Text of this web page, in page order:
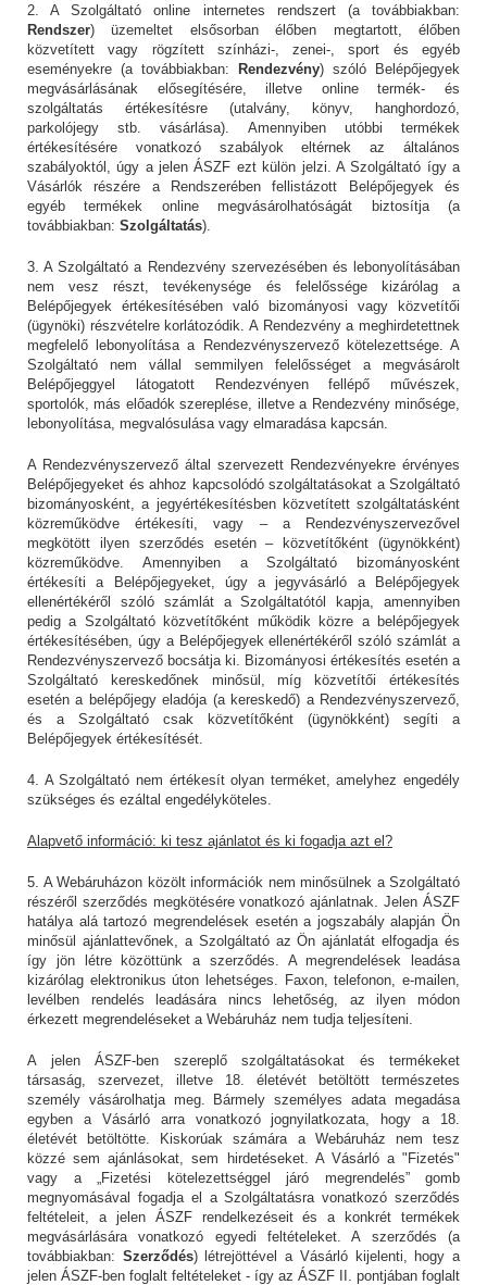
2. A Szolgáltató online internetes rendszert (a továbbiakban:
Rendszer) üzemeltet elsősorban élőben megtartott, élőben
közvetített vagy rögzített színházi-, zenei-, sport és egyéb
eseményekre (a továbbiakban: Rendezvény) szóló Belépőjegyek
megvásárlásának elősegítésére, illetve online termék- és
szolgáltatás értékesítésre (utalvány, könyv, hanghordozó,
parkolójegy stb. vásárlása). Amennyiben utóbbi termékek
értékesítésére vonatkozó szabályok eltérnek az általános
szabályoktól, úgy a jelen ÁSZF ezt külön jelzi. A Szolgáltató így a
Vásárlók részére a Rendszerében fellistázott Belépőjegyek és
egyéb termékek online megvásárolhatóságát biztosítja (a
továbbiakban: Szolgáltatás).
3. A Szolgáltató a Rendezvény szervezésében és lebonyolításában
nem vesz részt, tevékenysége és felelőssége kizárólag a
Belépőjegyek értékesítésében való bizományosi vagy közvetítői
(ügynöki) részvételre korlátozódik. A Rendezvény a meghirdetettnek
megfelelő lebonyolítása a Rendezvényszervező kötelezettsége. A
Szolgáltató nem vállal semmilyen felelősséget a megvásárolt
Belépőjeggyel látogatott Rendezvényen fellépő művészek,
sportolók, más előadók szereplése, illetve a Rendezvény minősége,
lebonyolítása, megvalósulása vagy elmaradása kapcsán.
A Rendezvényszervező által szervezett Rendezvényekre érvényes
Belépőjegyeket és ahhoz kapcsolódó szolgáltatásokat a Szolgáltató
bizományosként, a jegyértékesítésben közvetített szolgáltatásként
közreműködve értékesíti, vagy – a Rendezvényszervezővel
megkötött ilyen szerződés esetén – közvetítőként (ügynökként)
közreműködve. Amennyiben a Szolgáltató bizományosként
értékesíti a Belépőjegyeket, úgy a jegyvásárló a Belépőjegyek
ellenértékéről szóló számlát a Szolgáltatótól kapja, amennyiben
pedig a Szolgáltató közvetítőként működik közre a belépőjegyek
értékesítésében, úgy a Belépőjegyek ellenértékéről szóló számlát a
Rendezvényszervező bocsátja ki. Bizományosi értékesítés esetén a
Szolgáltató kereskedőnek minősül, míg közvetítői értékesítés
esetén a belépőjegy eladója (a kereskedő) a Rendezvényszervező,
és a Szolgáltató csak közvetítőként (ügynökként) segíti a
Belépőjegyek értékesítését.
4. A Szolgáltató nem értékesít olyan terméket, amelyhez engedély
szükséges és ezáltal engedélyköteles.
Alapvető információ: ki tesz ajánlatot és ki fogadja azt el?
5. A Webáruházon közölt információk nem minősülnek a Szolgáltató
részéről szerződés megkötésére vonatkozó ajánlatnak. Jelen ÁSZF
hatálya alá tartozó megrendelések esetén a jogszabály alapján Ön
minősül ajánlattevőnek, a Szolgáltató az Ön ajánlatát elfogadja és
így jön létre közöttünk a szerződés. A megrendelések leadása
kizárólag elektronikus úton lehetséges. Faxon, telefonon, e-mailen,
levélben rendelés leadására nincs lehetőség, az ilyen módon
érkezett megrendeléseket a Webáruház nem tudja teljesíteni.
A jelen ÁSZF-ben szereplő szolgáltatásokat és termékeket
társaság, szervezet, illetve 18. életévét betöltött természetes
személy vásárolhatja meg. Bármely személyes adata megadása
egyben a Vásárló arra vonatkozó jognyilatkozata, hogy a 18.
életévét betöltötte. Kiskorúak számára a Webáruház nem tesz
közzé sem ajánlásokat, sem hirdetéseket. A Vásárló a "Fizetés"
vagy a „Fizetési kötelezettséggel járó megrendelés” gomb
megnyomásával fogadja el a Szolgáltatásra vonatkozó szerződés
feltételeit, a jelen ÁSZF rendelkezéseit és a konkrét termékek
megvásárlására vonatkozó egyedi feltételeket. A szerződés (a
továbbiakban: Szerződés) létrejöttével a Vásárló kijelenti, hogy a
jelen ÁSZF-ben foglalt feltételeket - így az ÁSZF II. pontjában foglalt